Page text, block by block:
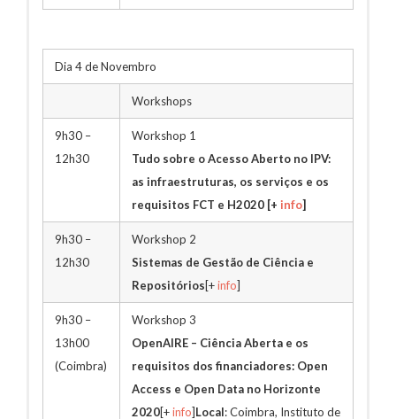
Dia 4 de Novembro
Workshops
9h30 –
12h30
Workshop 1
Tudo sobre o Acesso Aberto no IPV:
as infraestruturas, os serviços e os
requisitos FCT e H2020 [+ info]
9h30 –
12h30
Workshop 2
Sistemas de Gestão de Ciência e
Repositórios[+info]
9h30 –
13h00
(Coimbra)
Workshop 3
OpenAIRE – Ciência Aberta e os
requisitos dos financiadores: Open
Access e Open Data no Horizonte
2020[+info]Local: Coimbra, Instituto de